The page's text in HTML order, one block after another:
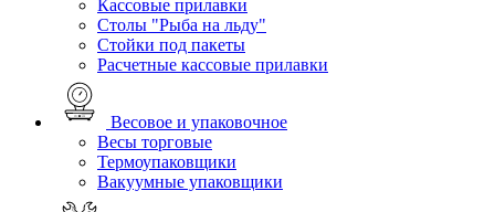
Кассовые прилавки
Столы "Рыба на льду"
Стойки под пакеты
Расчетные кассовые прилавки
Весовое и упаковочное
Весы торговые
Термоупаковщики
Вакуумные упаковщики